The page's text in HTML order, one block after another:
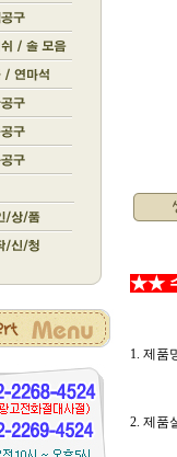
★★
1. 제품
2. 제품